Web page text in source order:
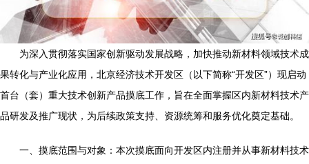
为深入贯彻落实国家创新驱动发展战略，加快推动新材料领域技术成
果转化与产业化应用，北京经济技术开发区（以下简称“开发区”）现启动
首台（套）重大技术创新产品摸底工作，旨在全面掌握区内新材料技术产
品研发及推广现状，为后续政策支持、资源统筹和服务优化奠定基础。
一、摸底范围与对象：本次摸底面向开发区内注册并从事新材料技术